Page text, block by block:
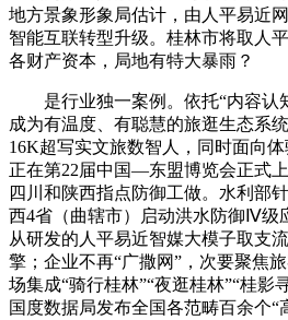
地方景象形象局估计，由人平易近
智能互联转型升级。桂林市将取人
各财产资本，局地有特大暴雨？
是行业独一案例。依托“内容认
成为有温度、有聪慧的旅逛生态系
16K超写实文旅数智人，同时面向
正在第22届中国—东盟博览会正式
四川和陕西指点防御工做。水利部
西4省（曲辖市）启动洪水防御Ⅳ级
从研发的人平易近智媒大模子取支
擎；企业不再“广撒网”，次要聚焦
场集成“骑行桂林”“夜逛桂林”“桂影
国度数据局发布全国各范畴百余个“